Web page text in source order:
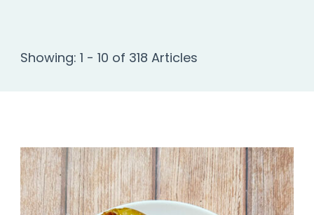
Showing: 1 - 10 of 318 Articles